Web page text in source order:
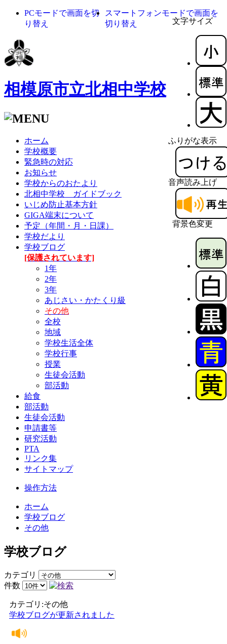
文字サイズ
ふりがな表示
音声読み上げ
背景色変更
PCモードで画面を切
り替え
スマートフォンモードで画面を
切り替え
相模原市立北相中学校
ホーム
学校概要
緊急時の対応
お知らせ
学校からのおたより
北相中学校 ガイドブック
いじめ防止基本方針
GIGA端末について
予定（年間・月・日課）
学校だより
学校ブログ
[保護されています]
1年
2年
3年
あじさい・かたくり級
その他
全校
地域
学校生活全体
学校行事
授業
生徒会活動
部活動
給食
部活動
生徒会活動
申請書等
研究活動
PTA
リンク集
サイトマップ
操作方法
ホーム
学校ブログ
その他
学校ブログ
カテゴリ
件数
カテゴリ:その他
学校ブログが更新されました